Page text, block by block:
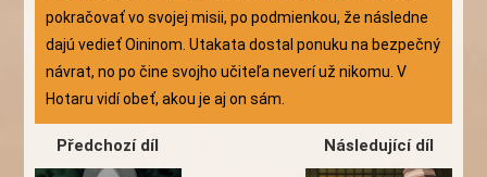
pokračovať vo svojej misii, po podmienkou, že následne
dajú vedieť Oininom. Utakata dostal ponuku na bezpečný
návrat, no po čine svojho učiteľa neverí už nikomu. V
Hotaru vidí obeť, akou je aj on sám.
Předchozí díl Následující díl